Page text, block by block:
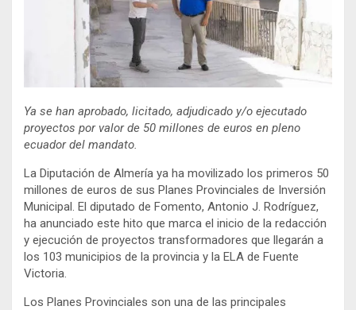
Ya se han aprobado, licitado, adjudicado y/o ejecutado
proyectos por valor de 50 millones de euros en pleno
ecuador del mandato.
La Diputación de Almería ya ha movilizado los primeros 50
millones de euros de sus Planes Provinciales de Inversión
Municipal. El diputado de Fomento, Antonio J. Rodríguez,
ha anunciado este hito que marca el inicio de la redacción
y ejecución de proyectos transformadores que llegarán a
los 103 municipios de la provincia y la ELA de Fuente
Victoria.
Los Planes Provinciales son una de las principales